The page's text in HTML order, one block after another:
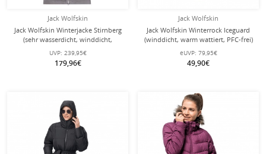
Jack Wolfskin
Jack Wolfskin Winterjacke Stirnberg
(sehr wasserdicht, winddicht,
atmungsaktiv) hellgrau Damen
UVP: 239,95€
179,96€
Jack Wolfskin
Jack Wolfskin Winterrock Iceguard
(winddicht, warm wattiert, PFC-frei)
korallenrot Damen
eUVP: 79,95€
49,90€